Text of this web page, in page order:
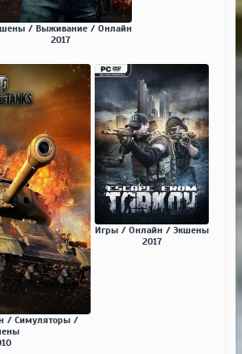
/ Выживание / Онлайн
2017
/ Симуляторы /
Игры / Онлайн / Экшены
2017